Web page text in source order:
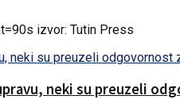
izvor: Tutin Press
neki su preuzeli